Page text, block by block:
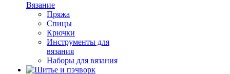
Вязание
Пряжа
Спицы
Крючки
Инструменты для
вязания
Наборы для вязания